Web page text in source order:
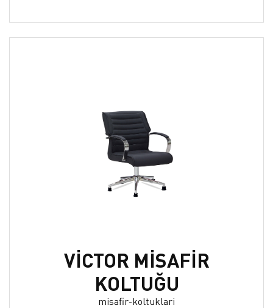
VİCTOR MİSAFİR
KOLTUĞU
misafir-koltuklari